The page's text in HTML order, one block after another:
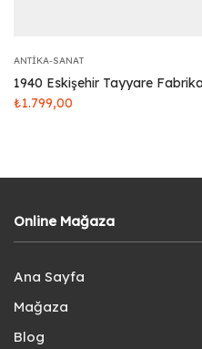
ANTIKA-SANAT
1940 Eskişehir Tayyare
₺1.799,00
Online Mağaza
Ana Sayfa
Mağaza
Blog